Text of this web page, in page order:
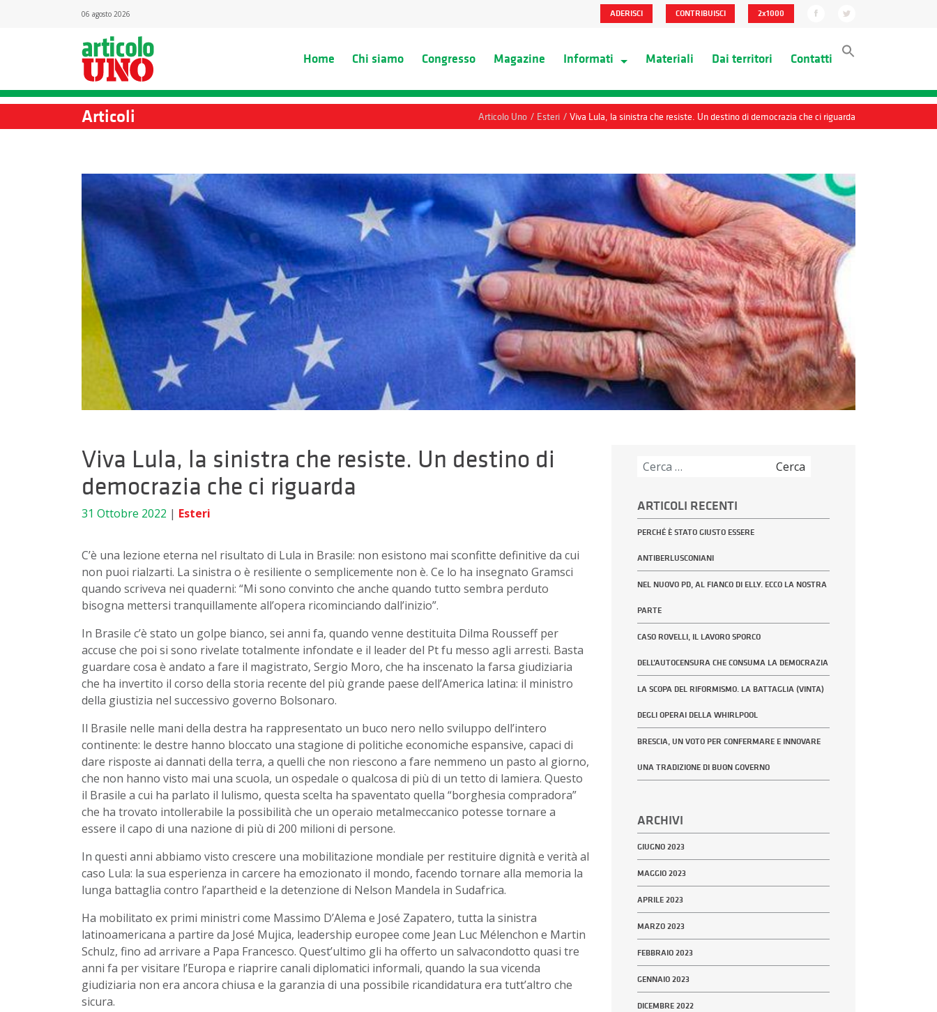
06 agosto 2026 ADERISCI CONTRIBUISCI 2x1000
Home Chi siamo Congresso Magazine Informati Materiali Dai territori Contatti
Articoli Articolo Uno / Esteri / Viva Lula, la sinistra che resiste. Un destino di democrazia che ci riguarda
Viva Lula, la sinistra che resiste. Un destino di
democrazia che ci riguarda
31 Ottobre 2022 | Esteri
C’è una lezione eterna nel risultato di Lula in Brasile: non esistono mai sconfitte definitive da cui
non puoi rialzarti. La sinistra o è resiliente o semplicemente non è. Ce lo ha insegnato Gramsci
quando scriveva nei quaderni: “Mi sono convinto che anche quando tutto sembra perduto
bisogna mettersi tranquillamente all’opera ricominciando dall’inizio”.
In Brasile c’è stato un golpe bianco, sei anni fa, quando venne destituita Dilma Rousseff per
accuse che poi si sono rivelate totalmente infondate e il leader del Pt fu messo agli arresti. Basta
guardare cosa è andato a fare il magistrato, Sergio Moro, che ha inscenato la farsa giudiziaria
che ha invertito il corso della storia recente del più grande paese dell’America latina: il ministro
della giustizia nel successivo governo Bolsonaro.
Il Brasile nelle mani della destra ha rappresentato un buco nero nello sviluppo dell’intero
continente: le destre hanno bloccato una stagione di politiche economiche espansive, capaci di
dare risposte ai dannati della terra, a quelli che non riescono a fare nemmeno un pasto al giorno,
che non hanno visto mai una scuola, un ospedale o qualcosa di più di un tetto di lamiera. Questo
il Brasile a cui ha parlato il lulismo, questa scelta ha spaventato quella “borghesia compradora”
che ha trovato intollerabile la possibilità che un operaio metalmeccanico potesse tornare a
essere il capo di una nazione di più di 200 milioni di persone.
In questi anni abbiamo visto crescere una mobilitazione mondiale per restituire dignità e verità al
caso Lula: la sua esperienza in carcere ha emozionato il mondo, facendo tornare alla memoria la
lunga battaglia contro l’apartheid e la detenzione di Nelson Mandela in Sudafrica.
Ha mobilitato ex primi ministri come Massimo D’Alema e José Zapatero, tutta la sinistra
latinoamericana a partire da José Mujica, leadership europee come Jean Luc Mélenchon e Martin
Schulz, fino ad arrivare a Papa Francesco. Quest’ultimo gli ha offerto un salvacondotto quasi tre
anni fa per visitare l’Europa e riaprire canali diplomatici informali, quando la sua vicenda
giudiziaria non era ancora chiusa e la garanzia di una possibile ricandidatura era tutt’altro che
sicura.
ARTICOLI RECENTI
PERCHÉ È STATO GIUSTO ESSERE
ANTIBERLUSCONIANI
NEL NUOVO PD, AL FIANCO DI ELLY. ECCO LA NOSTRA
PARTE
CASO ROVELLI, IL LAVORO SPORCO
DELL’AUTOCENSURA CHE CONSUMA LA DEMOCRAZIA
LA SCOPA DEL RIFORMISMO. LA BATTAGLIA (VINTA)
DEGLI OPERAI DELLA WHIRLPOOL
BRESCIA, UN VOTO PER CONFERMARE E INNOVARE
UNA TRADIZIONE DI BUON GOVERNO
ARCHIVI
GIUGNO 2023
MAGGIO 2023
APRILE 2023
MARZO 2023
FEBBRAIO 2023
GENNAIO 2023
DICEMBRE 2022